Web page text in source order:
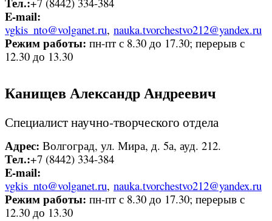
E-mail:
vgkis_nto@volganet.ru, nauka.tvorchestvo212@yandex.ru
Режим работы: пн-пт с 8.30 до 17.30; перерыв с
12.30 до 13.30
Канищев Александр Андреевич
Специалист научно-творческого отдела
Адрес: Волгоград, ул. Мира, д. 5а, ауд. 212.
Тел.:+7 (8442) 334-384
E-mail:
vgkis_nto@volganet.ru, nauka.tvorchestvo212@yandex.ru
Режим работы: пн-пт с 8.30 до 17.30; перерыв с
12.30 до 13.30